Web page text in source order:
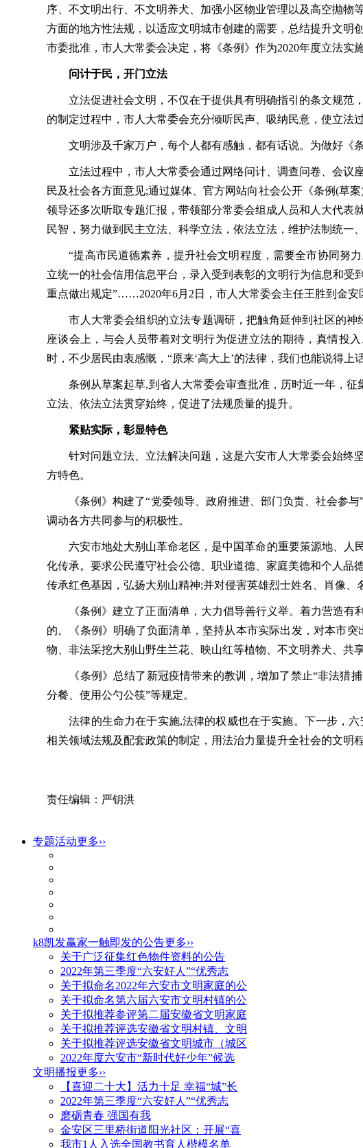
序、不文明出行、不文明养犬、加强小区物业管理以及高空抛
方面的地方性法规，以适应文明城市创建的需要，总结提升文
市委批准，市人大常委会决定，将《条例》作为2020年度立法实
问计于民，开门立法
立法促进社会文明，不仅在于提供具有明确指引的条文规范
的制定过程中，市人大常委会充分倾听民声、吸纳民意，使立法
文明涉及千家万户，每个人都有感触，都有话说。为做好《条
立法过程中，市人大常委会通过网络问计、调查问卷、会议
民及社会各方面意见;通过媒体、官方网站向社会公开《条例(草
领导还多次听取专题汇报，带领部分常委会组成人员和人大代表
民智，努力做到民主立法、科学立法，依法立法，维护法制统一
“提高市民道德素养，提升社会文明程度，需要全市协同努力
立统一的社会信用信息平台，录入受到表彰的文明行为信息和
重点做出规定”……2020年6月2日，市人大常委会主任王胜到金安
市人大常委会组织的立法专题调研，把触角延伸到社区的神
座谈会上，与会人员带着对文明行为促进立法的期待，真情投
时，不少居民由衷感慨，“原来‘高大上’的法律，我们也能说得
条例从草案起草,到省人大常委会审查批准，历时近一年，征
立法、依法立法贯穿始终，促进了法规质量的提升。
紧贴实际，彰显特色
针对问题立法、立法解决问题，这是六安市人大常委会始终
方特色。
《条例》构建了“党委领导、政府推进、部门负责、社会参与
调动各方共同参与的积极性。
六安市地处大别山革命老区，是中国革命的重要策源地、人
化传承。要求公民遵守社会公德、职业道德、家庭美德和个人品
传承红色基因，弘扬大别山精神;并对侵害英雄烈士姓名、肖像
《条例》建立了正面清单，大力倡导善行义举。着力营造有利
的。《条例》明确了负面清单，坚持从本市实际出发，对本市
物、非法采挖大别山野生兰花、映山红等植物、不文明养犬、共
《条例》总结了新冠疫情带来的教训，增加了禁止“非法猎捕
分餐、使用公勺公筷”等规定。
法律的生命力在于实施,法律的权威也在于实施。下一步，六
相关领域法规及配套政策的制定，用法治力量提升全社会的文明
责任编辑：严钥洪
专题活动更多››
k8凯发赢家一触即发的公告更多››
关于广泛征集红色物件资料的公告
2022年第三季度“六安好人”“优秀志
关于拟命名2022年六安市文明家庭的公
关于拟命名第六届六安市文明村镇的公
关于拟推荐参评第二届安徽省文明家庭
关于拟推荐评选安徽省文明村镇、文明
关于拟推荐评选安徽省文明城市（城区
2022年度六安市“新时代好少年”候选
文明播报更多››
【喜迎二十大】活力十足 幸福“城”长
2022年第三季度“六安好人”“优秀志
磨砺青春 强国有我
金安区三里桥街道阳光社区：开展“喜
我市1人入选全国教书育人楷模名单